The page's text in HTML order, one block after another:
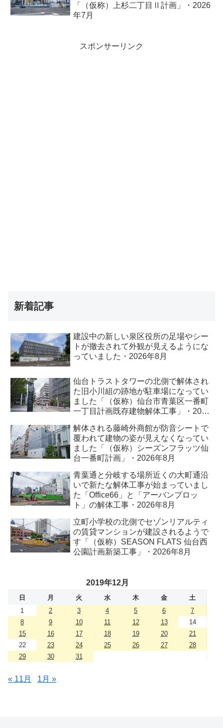
「（仮称）上杉二丁目Ⅱ計画」・2026
年7月
スポンサーリンク
新着記事
建設中の新しい泉区役所の足場やシー
トが撤去されて外観が見えるようにな
っていました・2026年8月
仙台トラストタワーの北側で解体され
た旧小川組の跡地が駐車場になってい
ました「（仮称）仙台市青葉区一番町
一丁目計画既存建物解体工事」・2026
解体される藤崎外商館が防音シートで
覆われて建物の姿が見えなくなってい
ました「（仮称）シーズンフラッツ仙
台一番町計画」・2026年8月
青葉通と分岐する場所近くの大町通沿
いで新たな解体工事が始まっていまし
た「Office66」と「アーバンプロッ
ト」の解体工事・2026年8月
立町小学校の北側でセゾンリアルティ
の賃貸マンションが建設されるようで
す「（仮称）SEASON FLATS 仙台西
公園計画新築工事」・2026年8月
2019年12月
日 月 火 水 木 金
土
1
2 3 4 5 6
7
8
9 10 11 12 13
14
15
16 17 18 19 20
21
22
23 24 25 26 27
28
29
30 31
« 11月 1月 »